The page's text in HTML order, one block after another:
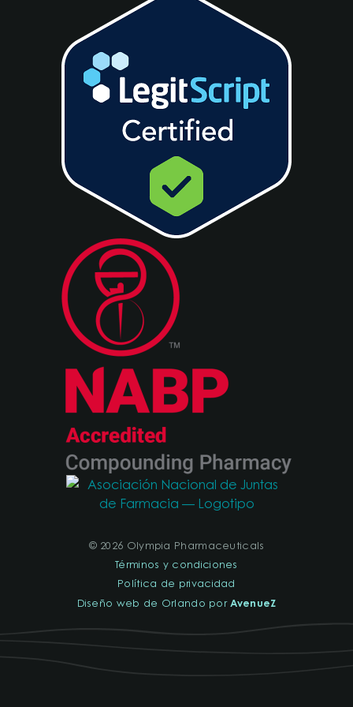
© 2026 Olympia Pharmaceuticals
Términos y condiciones
Política de privacidad
Diseño web de Orlando porAvenueZ